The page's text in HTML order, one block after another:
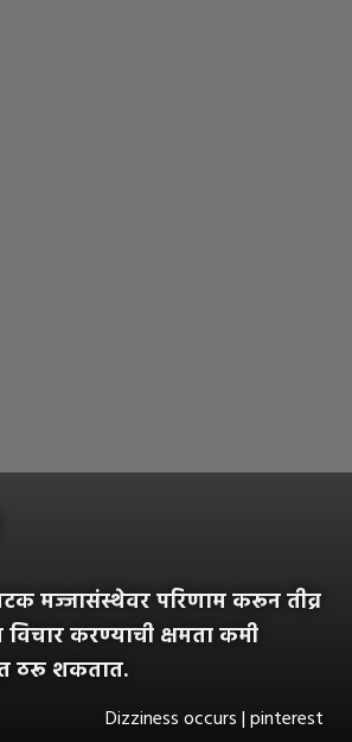
मज्जासंस्थेवर परिणाम करून तीव्र
करण्याची क्षमता कमी
ठरू शकतात.
Dizziness occurs | pinterest